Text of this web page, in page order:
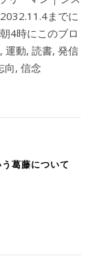
までに
4時にこのブロ
運動, 読書, 発信
向, 信念
葛藤について